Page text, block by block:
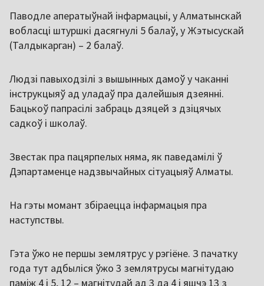
Паводле аператыўнай інфармацыі, у Алматынскай
вобласці штуршкі дасягнулі 5 балаў, у Жэтысускай
(Талдыкарган) – 2 балаў.
Людзі павыходзілі з вышынных дамоў у чаканні
інструкцыяў ад уладаў пра далейшыя дзеянні.
Бацькоў папрасілі забраць дзяцей з дзіцячых
садкоў і школаў.
Звестак пра пацярпелых няма, як паведамілі ў
Дэпартаменце надзвычайных сітуацыяў Алматы.
На гэты момант збіраецца інфармацыя пра
наступствы.
Гэта ўжо не першы землятрус у рэгіёне. З пачатку
года тут адбыліся ўжо 3 землятрусы магнітудаю
паміж 4 і 5, 12 – магнітудай ад 3 да 4 і яшчэ 13 з